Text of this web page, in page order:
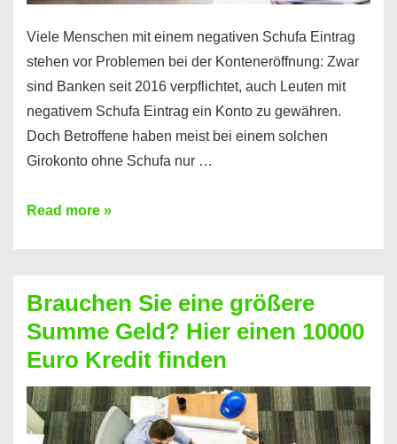
Viele Menschen mit einem negativen Schufa Eintrag
stehen vor Problemen bei der Konteneröffnung: Zwar
sind Banken seit 2016 verpflichtet, auch Leuten mit
negativem Schufa Eintrag ein Konto zu gewähren.
Doch Betroffene haben meist bei einem solchen
Girokonto ohne Schufa nur …
Günstiges
Geht
das
überhaupt?
Na
klar!
Read more »
Brauchen Sie eine größere
Summe Geld? Hier einen 10000
Euro Kredit finden